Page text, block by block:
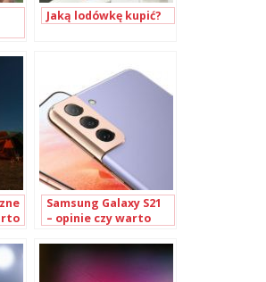
Jaką lodówkę kupić?
Samsung Galaxy S21
– opinie czy warto